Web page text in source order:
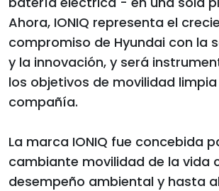
Ahora, IONIQ representa el
compromiso de Hyundai con la
y la innovación, y será
los objetivos de movilidad
compañía.
La marca IONIQ fue concebida
cambiante movilidad de la vida
desempeño ambiental y hasta